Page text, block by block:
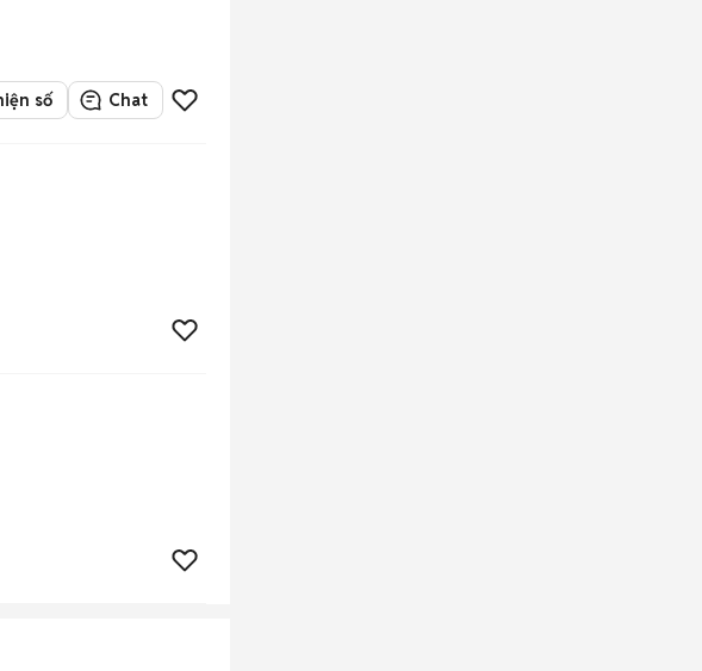
số Chat